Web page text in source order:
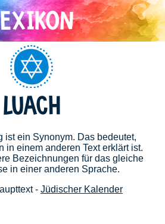
LUACH
ist ein Synonym. Das bedeutet,
in einem anderen Text erklärt ist.
Bezeichnungen für das gleiche
in einer anderen Sprache.
- Jüdischer Kalender